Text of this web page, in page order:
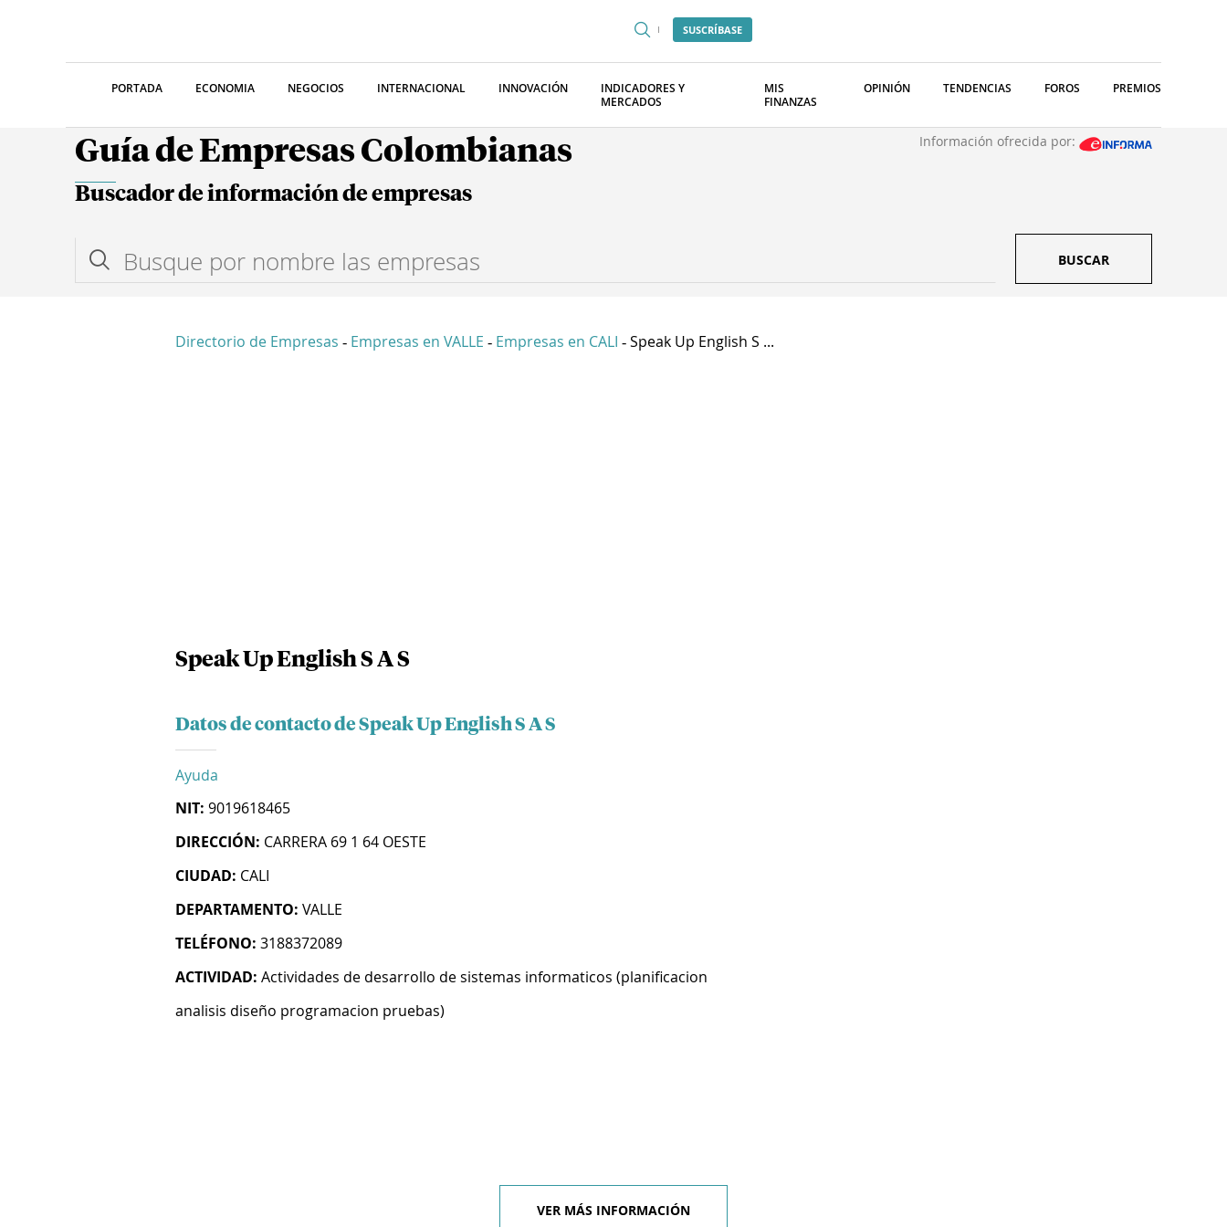
SUSCRÍBASE
PORTADA ECONOMIA NEGOCIOS INTERNACIONAL INNOVACIÓN
INDICADORES Y
MERCADOS
MIS
FINANZAS
OPINIÓN TENDENCIAS FOROS PREMIOS
Guía de Empresas Colombianas Información ofrecida por:
Buscador de información de empresas
BUSCAR
Directorio de Empresas - Empresas en VALLE - Empresas en CALI - Speak Up English S ...
Speak Up English S A S
Datos de contacto de Speak Up English S A S
Ayuda
NIT: 9019618465
DIRECCIÓN: CARRERA 69 1 64 OESTE
CIUDAD: CALI
DEPARTAMENTO: VALLE
TELÉFONO: 3188372089
ACTIVIDAD: Actividades de desarrollo de sistemas informaticos (planificacion
analisis diseño programacion pruebas)
VER MÁS INFORMACIÓN